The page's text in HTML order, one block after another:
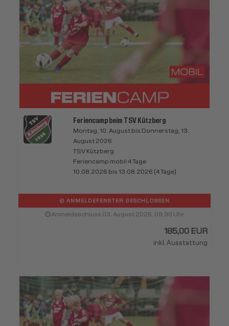
Feriencamp beim TSV Kützberg
Montag, 10. August bis Donnerstag, 13.
August 2026
TSV Kützberg
Feriencamp mobil 4 Tage
10.08.2026 bis 13.08.2026 (4 Tage)
ANMELDEFENSTER GESCHLOSSEN
Anmeldeschluss 03. August 2026, 09:30 Uhr
185,00 EUR
inkl. Ausstattung